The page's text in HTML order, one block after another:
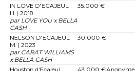
IN LOVE D'ECAJEUL
H. | 2018
par LOVE YOU x BELLA
CASH
35.000 €
NELSON D'ECAJEUL
M. | 2023
par CARAT WILLIAMS
x BELLA CASH
30.000 €
Houston d'Ecajeul
43.000 €Anonyme